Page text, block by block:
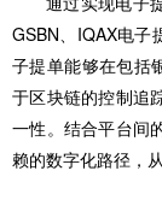
GSBN、IQAX电
子提单能够在包括
于区块链的控制追
一性。结合平台间
赖的数字化路径，